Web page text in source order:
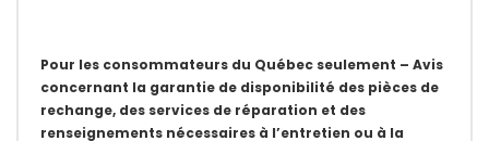
Pour les consommateurs du Québec seulement – Avis
concernant la garantie de disponibilité des pièces de
rechange, des services de réparation et des
renseignements nécessaires à l’entretien ou à la